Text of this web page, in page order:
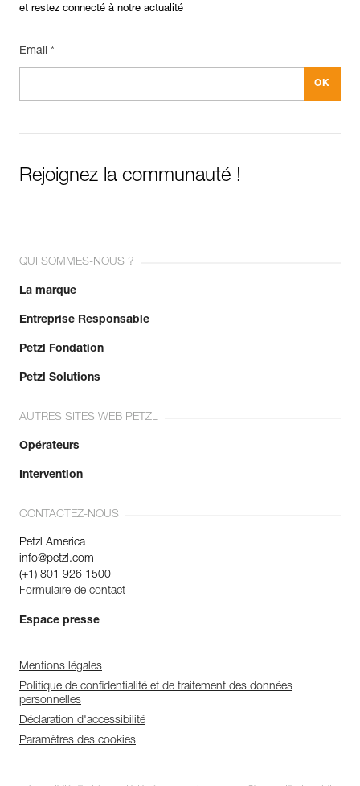
et restez connecté à notre actualité
Email *
Rejoignez la communauté !
QUI SOMMES-NOUS ?
La marque
Entreprise Responsable
Petzl Fondation
Petzl Solutions
AUTRES SITES WEB PETZL
Opérateurs
Intervention
CONTACTEZ-NOUS
Petzl America
info@petzl.com
(+1) 801 926 1500
Formulaire de contact
Espace presse
Mentions légales
Politique de confidentialité et de traitement des données
personnelles
Déclaration d'accessibilité
Paramètres des cookies